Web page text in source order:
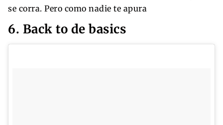
se corra. Pero como nadie te apura
6. Back to de basics